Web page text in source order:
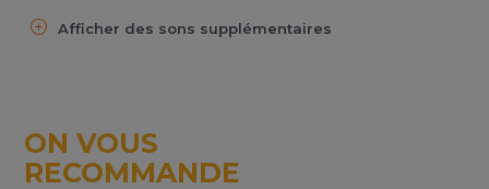
Afficher des sons supplémentaires
ON VOUS
RECOMMANDE